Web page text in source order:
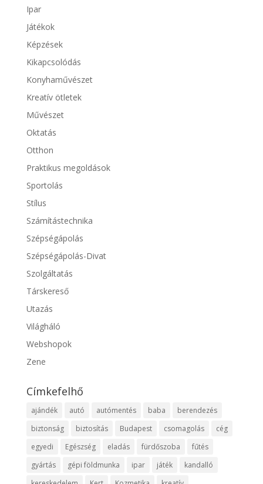
Ipar
Játékok
Képzések
Kikapcsolódás
Konyhaművészet
Kreatív ötletek
Művészet
Oktatás
Otthon
Praktikus megoldások
Sportolás
Stílus
Számítástechnika
Szépségápolás
Szépségápolás-Divat
Szolgáltatás
Társkereső
Utazás
Világháló
Webshopok
Zene
Címkefelhő
ajándék autó autómentés baba
berendezés
biztonság
biztosítás Budapest csomagolás
cég
egyedi
Egészség eladás fürdőszoba
fűtés
gyártás
gépi földmunka ipar játék
kandalló